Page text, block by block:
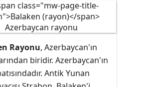
Rayonu, Azerbaycan'ın
biridir. Azerbaycan'ın
Antik Yunan